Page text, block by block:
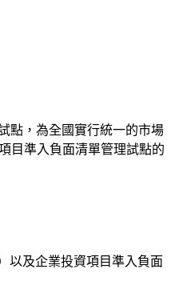
點，為全國實行統一的市場
目準入負面清單管理試點的
以及企業投資項目準入負面